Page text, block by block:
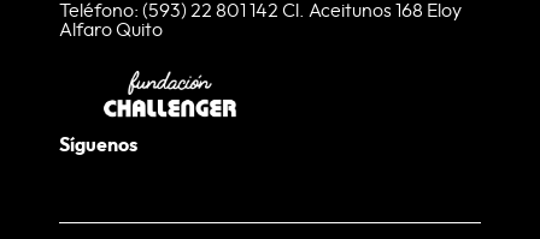
Teléfono: (593) 22 801 142 Cl. Aceitunos 168 Eloy
Alfaro Quito
Síguenos